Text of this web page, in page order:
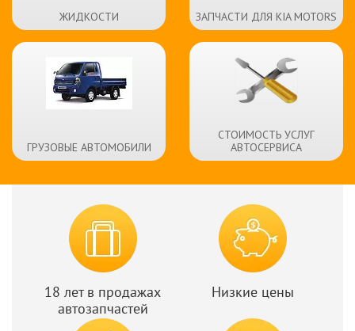
ЖИДКОСТИ ЗАПЧАСТИ ДЛЯ KIA MOTORS
ГРУЗОВЫЕ АВТОМОБИЛИ
СТОИМОСТЬ УСЛУГ
АВТОСЕРВИСА
18 лет в продажах
автозапчастей
Низкие цены